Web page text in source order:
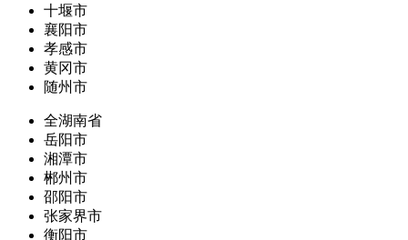
十堰市
襄阳市
孝感市
黄冈市
随州市
全湖南省
岳阳市
湘潭市
郴州市
邵阳市
张家界市
衡阳市